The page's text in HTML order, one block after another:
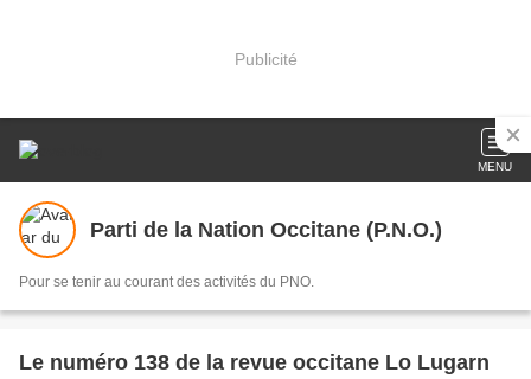
Publicité
MENU
Parti de la Nation Occitane (P.N.O.)
Pour se tenir au courant des activités du PNO.
Le numéro 138 de la revue occitane Lo Lugarn